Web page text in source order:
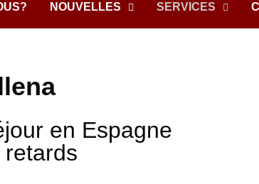
NOUVELLES SERVICES
en Espagne